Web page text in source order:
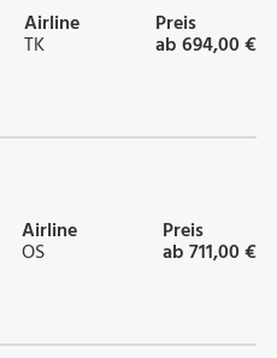
Airline
TK
Preis
ab 694,00 €
Airline
OS
Preis
ab 711,00 €